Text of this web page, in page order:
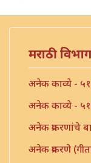
मराठी
अनेक काव्ये -
अनेक काव्ये -
अनेक प्रकरणांचे
अनेक प्रकरणे